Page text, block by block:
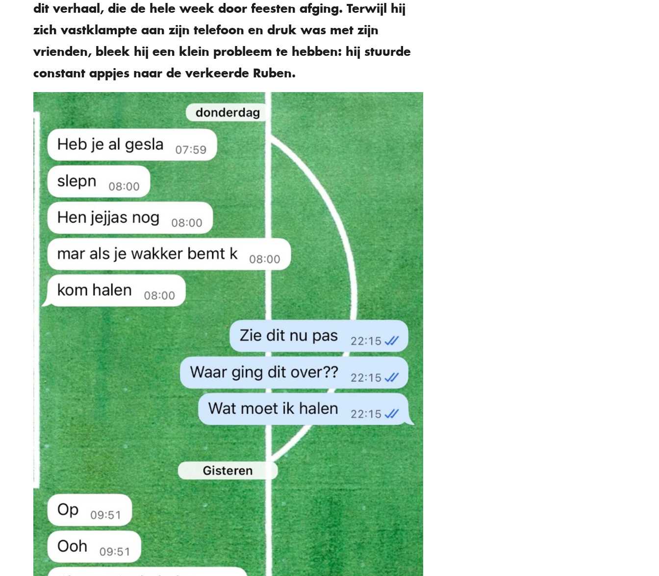
dit verhaal, die de hele week door feesten afging. Terwijl hij
zich vastklampte aan zijn telefoon en druk was met zijn
vrienden, bleek hij een klein probleem te hebben: hij stuurde
constant appjes naar de verkeerde Ruben.